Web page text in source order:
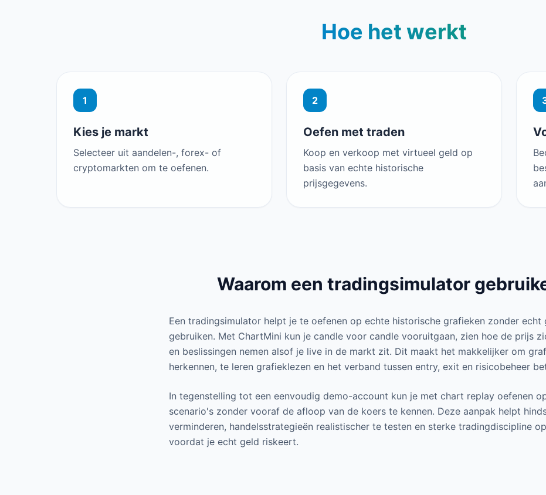
Hoe het werkt
1
Kies je markt
Selecteer uit aandelen-, forex- of
cryptomarkten om te oefenen.
2
Oefen met traden
Koop en verkoop met virtueel geld op
basis van echte historische
prijsgegevens.
Waarom een tradingsimulator
Een tradingsimulator helpt je te oefenen op echte historische grafieken zonder echt
gebruiken. Met ChartMini kun je candle voor candle vooruitgaan, zien hoe de prijs
en beslissingen nemen alsof je live in de markt zit. Dit maakt het makkelijker om
herkennen, te leren grafieklezen en het verband tussen entry, exit en risicobeheer
In tegenstelling tot een eenvoudig demo-account kun je met chart replay oefenen
scenario's zonder vooraf de afloop van de koers te kennen. Deze aanpak helpt
verminderen, handelsstrategieën realistischer te testen en sterke tradingdiscipline
voordat je echt geld riskeert.